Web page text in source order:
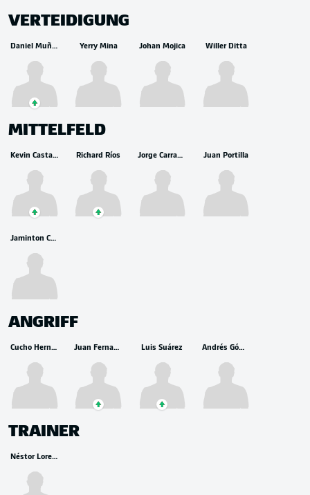
VERTEIDIGUNG
Daniel Muñoz Yerry Mina Johan Mojica Willer Ditta
MITTELFELD
Kevin Castaño Richard Ríos Jorge Carrascal Juan Portilla
Jaminton Campaz
ANGRIFF
Cucho Hernández Juan Fernando Quintero Luis Suárez Andrés Gómez
TRAINER
Néstor Lorenzo